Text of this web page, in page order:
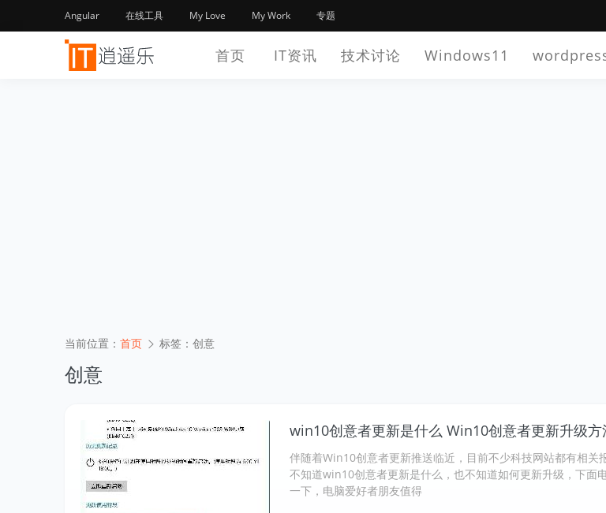
Angular 在线工具 My Love My Work 专题
首页 IT资讯 技术讨论 Windows11
当前位置： 首页 标签：创意
创意
win10创意者更新是什么 Win10创意者更新升级方
伴随着Win10创意者更新推送临近，目前不少科技网站都有相关
不知道win10创意者更新是什么，也不知道如何更新升级，下面
一下，电脑爱好者朋友值得